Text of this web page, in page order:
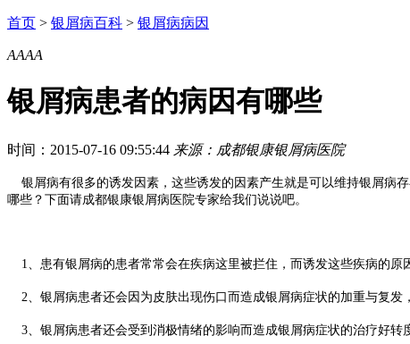
首页 > 银屑病百科 > 银屑病病因
AAAA
银屑病患者的病因有哪些
时间：2015-07-16 09:55:44 来源：成都银康银屑病医院
银屑病有很多的诱发因素，这些诱发的因素产生就是可以维持银屑病
哪些？下面请成都银康银屑病医院专家给我们说说吧。
1、患有银屑病的患者常常会在疾病这里被拦住，而诱发这些疾病的原
2、银屑病患者还会因为皮肤出现伤口而造成银屑病症状的加重与复发
3、银屑病患者还会受到消极情绪的影响而造成银屑病症状的治疗好转